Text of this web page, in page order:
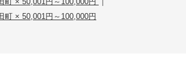
町 × 50,001円～100,000円